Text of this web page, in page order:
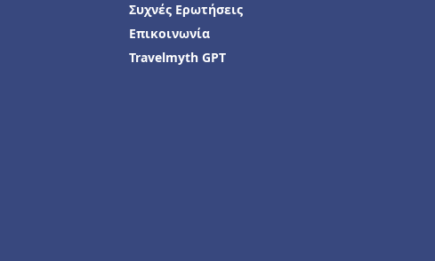
Συχνές Ερωτήσεις
Επικοινωνία
Travelmyth GPT